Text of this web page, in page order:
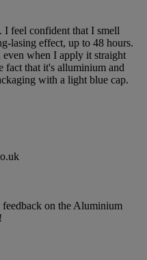
I feel confident that I smell
lasing effect, up to 48 hours.
when I apply it straight
fact that it's alluminium and
with a light blue cap.
on the Aluminium